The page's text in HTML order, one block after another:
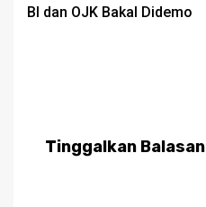
BI dan OJK Bakal Didemo
Tinggalkan Balasan